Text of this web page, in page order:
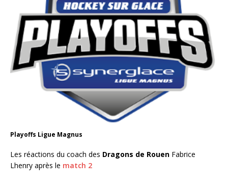
Playoffs Ligue Magnus
Les réactions du coach des Dragons de Rouen Fabrice
Lhenry après le match 2